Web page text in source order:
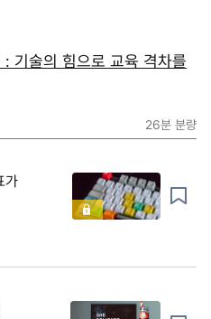
기술의 힘으로 교육 격차를
26분 분량
가